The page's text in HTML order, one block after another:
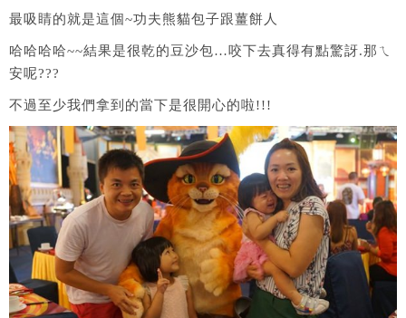
最吸睛的就是這個~功夫熊貓包子跟薑餅人
哈哈哈哈~~結果是很乾的豆沙包…咬下去真得有點驚訝.那ㄟ
安呢???
不過至少我們拿到的當下是很開心的啦!!!